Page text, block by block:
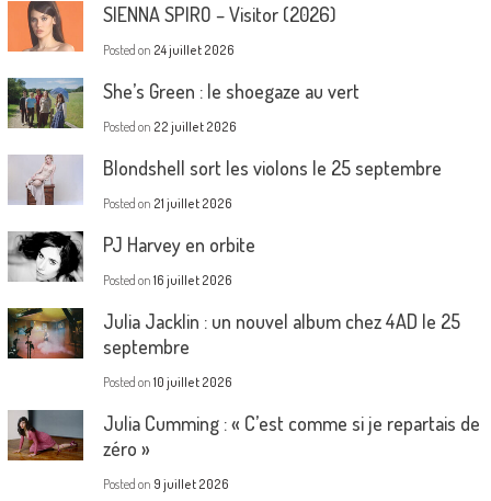
SIENNA SPIRO – Visitor (2026)
Posted on 24 juillet 2026
She’s Green : le shoegaze au vert
Posted on 22 juillet 2026
Blondshell sort les violons le 25 septembre
Posted on 21 juillet 2026
PJ Harvey en orbite
Posted on 16 juillet 2026
Julia Jacklin : un nouvel album chez 4AD le 25
septembre
Posted on 10 juillet 2026
Julia Cumming : « C’est comme si je repartais de
zéro »
Posted on 9 juillet 2026